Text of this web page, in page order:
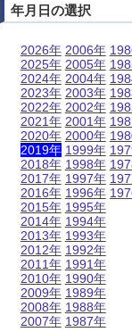
年月日の選択
2026年
2025年
2024年
2023年
2022年
2021年
2020年
2019年
2018年
2017年
2016年
2015年
2014年
2013年
2012年
2011年
2010年
2009年
2008年
2007年
2006年
2005年
2004年
2003年
2002年
2001年
2000年
1999年
1998年
1997年
1996年
1995年
1994年
1993年
1992年
1991年
1990年
1989年
1988年
1987年